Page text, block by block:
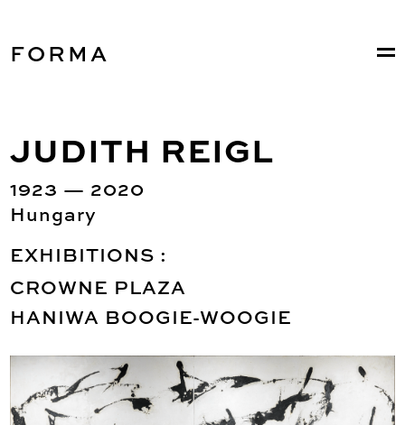
FORMA
JUDITH REIGL
1923 — 2020
Hungary
EXHIBITIONS :
CROWNE PLAZA
HANIWA BOOGIE-WOOGIE